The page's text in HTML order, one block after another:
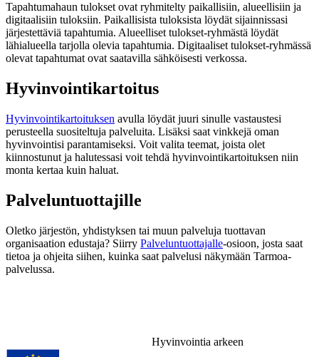
Tapahtumahaun tulokset ovat ryhmitelty paikallisiin, alueellisiin ja
digitaalisiin tuloksiin. Paikallisista tuloksista löydät sijainnissasi
järjestettäviä tapahtumia. Alueelliset tulokset-ryhmästä löydät
lähialueella tarjolla olevia tapahtumia. Digitaaliset tulokset-ryhmässä
olevat tapahtumat ovat saatavilla sähköisesti verkossa.
Hyvinvointikartoitus
Hyvinvointikartoituksen avulla löydät juuri sinulle vastaustesi
perusteella suositeltuja palveluita. Lisäksi saat vinkkejä oman
hyvinvointisi parantamiseksi. Voit valita teemat, joista olet
kiinnostunut ja halutessasi voit tehdä hyvinvointikartoituksen niin
monta kertaa kuin haluat.
Palveluntuottajille
Oletko järjestön, yhdistyksen tai muun palveluja tuottavan
organisaation edustaja? Siirry Palveluntuottajalle-osioon, josta saat
tietoa ja ohjeita siihen, kuinka saat palvelusi näkymään Tarmoa-
palvelussa.
Hyvinvointia arkeen